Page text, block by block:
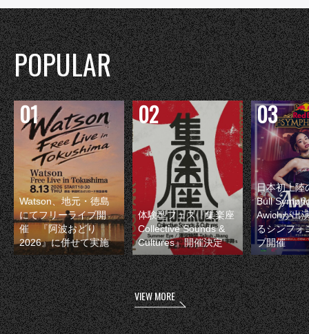
POPULAR
Watson、地元・徳島
にてフリーライブ開
催 『阿波おどり
2026』に併せて実施
体験型フェス『集楽座
Collective Sounds &
Cultures』開催決定
日本初上陸
Bull
Awichが出
るシンフォ
ブ開催
VIEW MORE